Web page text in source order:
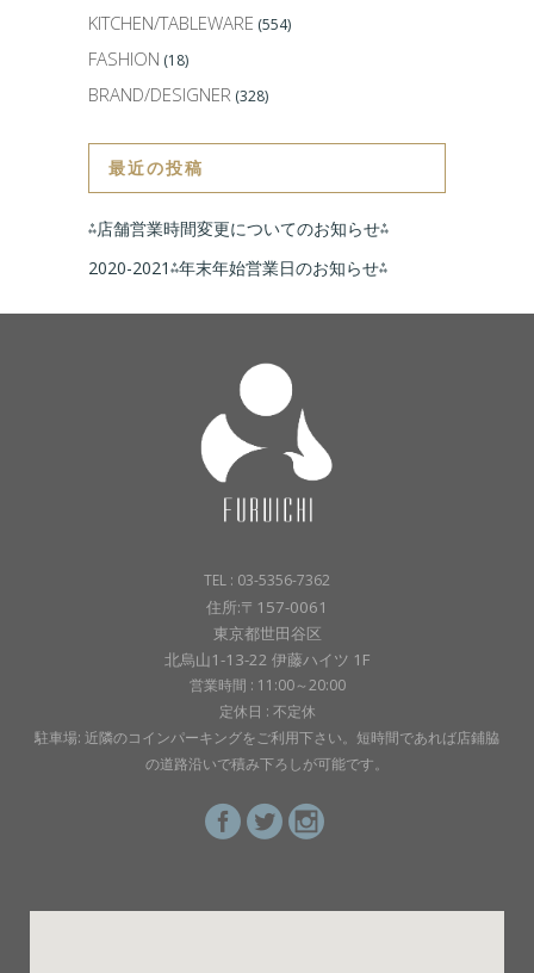
KITCHEN/TABLEWARE (554)
FASHION (18)
BRAND/DESIGNER (328)
最近の投稿
⁂店舗営業時間変更についてのお知らせ⁂
2020-2021⁂年末年始営業日のお知らせ⁂
TEL : 03-5356-7362
住所:〒157-0061
東京都世田谷区
北烏山1-13-22 伊藤ハイツ 1F
営業時間 : 11:00～20:00
定休日 : 不定休
駐車場: 近隣のコインパーキングをご利用下さい。短時間であれば店鋪脇
の道路沿いで積み下ろしが可能です。